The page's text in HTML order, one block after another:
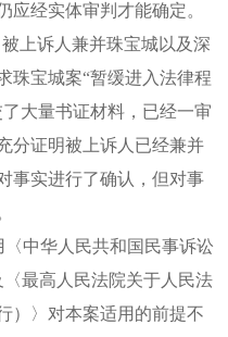
应经实体审判才能确定。
上诉人兼并珠宝城以及深
珠宝城案“暂缓进入法律程
大量书证材料，已经一审
分证明被上诉人已经兼并
事实进行了确认，但对事
中华人民共和国民事诉讼
最高人民法院关于人民法
）〉对本案适用的前提不